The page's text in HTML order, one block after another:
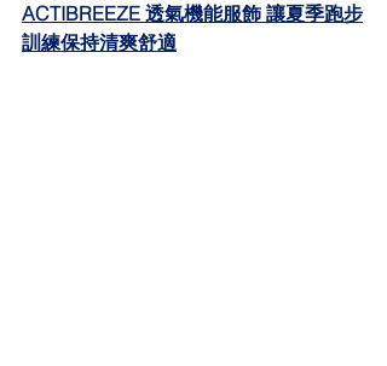
ACTIBREEZE 透氣機能服飾 讓夏季跑步
訓練保持清爽舒適